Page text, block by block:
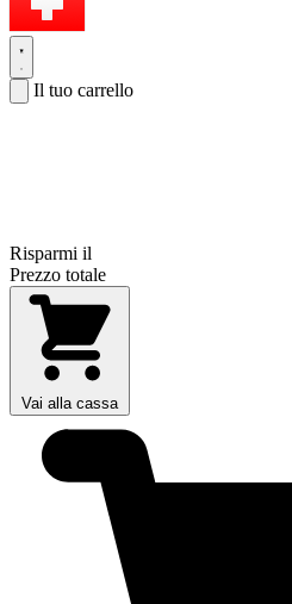
Il tuo carrello
Risparmi il
Prezzo totale
Vai alla cassa